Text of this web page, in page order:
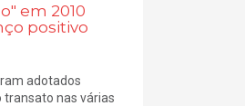
em 2010
positivo
adotados
transato nas várias